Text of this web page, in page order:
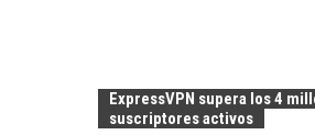
ExpressVPN supera los 4
suscriptores activos